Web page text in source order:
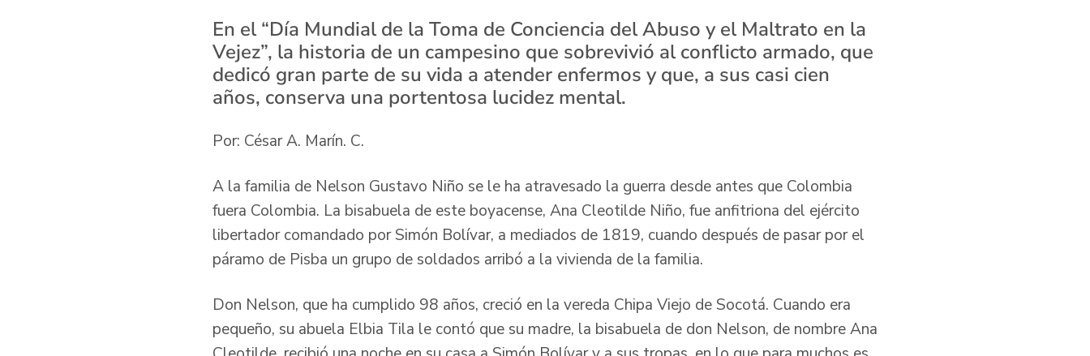
En el “Día Mundial de la Toma de Conciencia del Abuso y el Maltrato en la
Vejez”, la historia de un campesino que sobrevivió al conflicto armado, que
dedicó gran parte de su vida a atender enfermos y que, a sus casi cien
años, conserva una portentosa lucidez mental.
Por: César A. Marín. C.
A la familia de Nelson Gustavo Niño se le ha atravesado la guerra desde antes que Colombia
fuera Colombia. La bisabuela de este boyacense, Ana Cleotilde Niño, fue anfitriona del ejército
libertador comandado por Simón Bolívar, a mediados de 1819, cuando después de pasar por el
páramo de Pisba un grupo de soldados arribó a la vivienda de la familia.
Don Nelson, que ha cumplido 98 años, creció en la vereda Chipa Viejo de Socotá. Cuando era
pequeño, su abuela Elbia Tila le contó que su madre, la bisabuela de don Nelson, de nombre Ana